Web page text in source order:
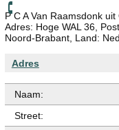
P C A Van Raamsdonk
Adres: Hoge WAL 36,
Noord-Brabant, Land:
Adres
Naam:
Street: